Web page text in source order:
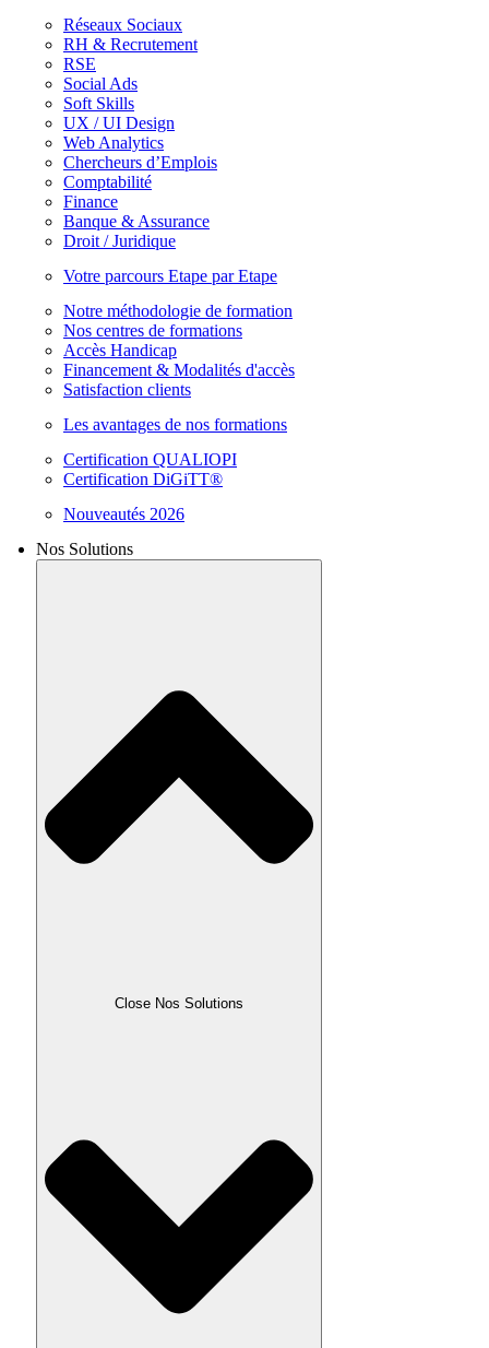
Réseaux Sociaux
RH & Recrutement
RSE
Social Ads
Soft Skills
UX / UI Design
Web Analytics
Chercheurs d’Emplois
Comptabilité
Finance
Banque & Assurance
Droit / Juridique
Votre parcours Etape par Etape
Notre méthodologie de formation
Nos centres de formations
Accès Handicap
Financement & Modalités d'accès
Satisfaction clients
Les avantages de nos formations
Certification QUALIOPI
Certification DiGiTT®
Nouveautés 2026
Nos Solutions
Close Nos Solutions